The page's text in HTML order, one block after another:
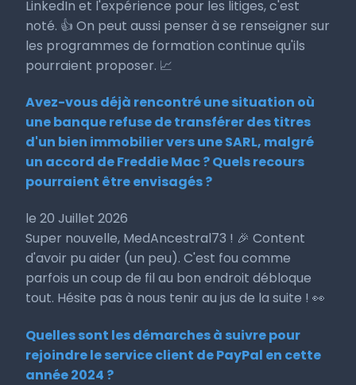
LinkedIn et l'expérience pour les litiges, c'est
noté. 👍 On peut aussi penser à se renseigner sur
les programmes de formation continue qu'ils
pourraient proposer. 📈
Avez-vous déjà rencontré une situation où
une banque refuse de transférer des titres
d'un bien immobilier vers une SARL, malgré
un accord de Freddie Mac ? Quels recours
pourraient être envisagés ?
le 20 Juillet 2026
Super nouvelle, MedAncestral73 ! 🎉 Content
d'avoir pu aider (un peu). C'est fou comme
parfois un coup de fil au bon endroit débloque
tout. Hésite pas à nous tenir au jus de la suite ! 👀
Quelles sont les démarches à suivre pour
rejoindre le service client de PayPal en cette
année 2024 ?